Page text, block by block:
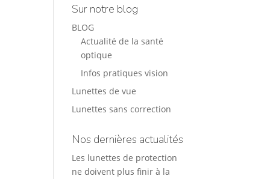
Sur notre blog
BLOG
Actualité de la santé
optique
Infos pratiques vision
Lunettes de vue
Lunettes sans correction
Nos dernières actualités
Les lunettes de protection
ne doivent plus finir à la